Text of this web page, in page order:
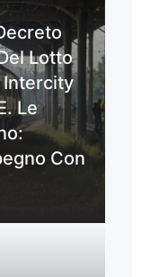
Lotto
Intercity
Le
Con